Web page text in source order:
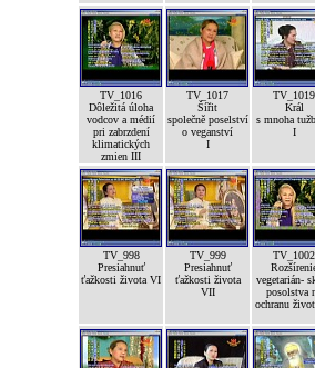
TV_1016
Dôležitá úloha
vodcov a médií
pri zabrzdení
klimatických
zmien III
TV_1017
Šířit
společně poselství
o veganství
I
TV_1019
Král
s mnoha
I
TV_998
Presiahnuť
ťažkosti života VI
TV_999
Presiahnuť
ťažkosti života
VII
TV_1002
vegetarián-
posolstva
ochranu